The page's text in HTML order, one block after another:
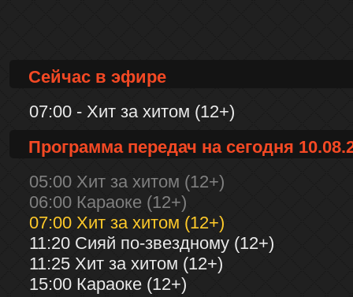
Сейчас в эфире
07:00 - Хит за хитом (12+)
Программа передач на сегодня
05:00 Хит за хитом (12+)
06:00 Караоке (12+)
07:00 Хит за хитом (12+)
11:20 Сияй по-звездному (12+)
11:25 Хит за хитом (12+)
15:00 Караоке (12+)